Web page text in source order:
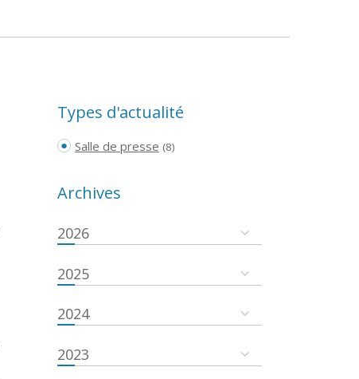
Types d'actualité
Salle de presse (8)
Archives
2026
2025
2024
2023